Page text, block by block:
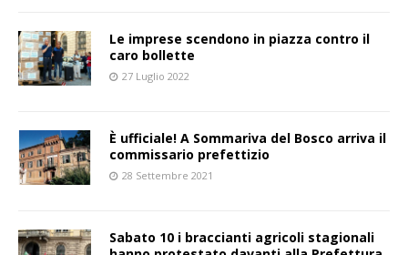
Le imprese scendono in piazza contro il
caro bollette
27 Luglio 2022
È ufficiale! A Sommariva del Bosco arriva il
commissario prefettizio
28 Settembre 2021
Sabato 10 i braccianti agricoli stagionali